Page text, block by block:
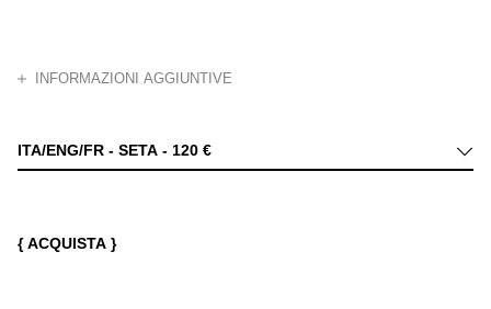
INFORMAZIONI AGGIUNTIVE
Nata al tempo delle repubbliche marinare, o forse, come è scritto
ITA/ENG/FR - SETA - 120 €
{ ACQUISTA }